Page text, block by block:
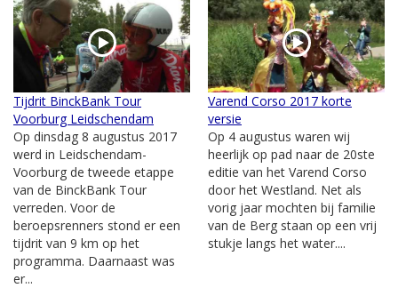
Tijdrit BinckBank Tour
Voorburg Leidschendam
Op dinsdag 8 augustus 2017
werd in Leidschendam-
Voorburg de tweede etappe
van de BinckBank Tour
verreden. Voor de
beroepsrenners stond er een
tijdrit van 9 km op het
programma. Daarnaast was
er...
Varend Corso 2017 korte
versie
Op 4 augustus waren wij
heerlijk op pad naar de 20ste
editie van het Varend Corso
door het Westland. Net als
vorig jaar mochten bij familie
van de Berg staan op een vrij
stukje langs het water....